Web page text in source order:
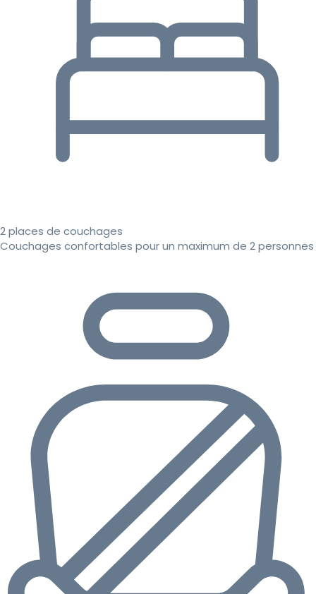
2 places de couchages
Couchages confortables pour un maximum de 2 personnes